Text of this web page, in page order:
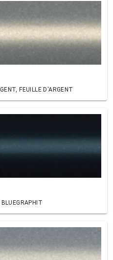
FEUILLE D'ARGENT